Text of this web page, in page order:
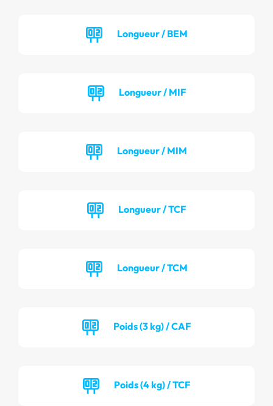
Longueur / BEM
Longueur / MIF
Longueur / MIM
Longueur / TCF
Longueur / TCM
Poids (3 kg) / CAF
Poids (4 kg) / TCF